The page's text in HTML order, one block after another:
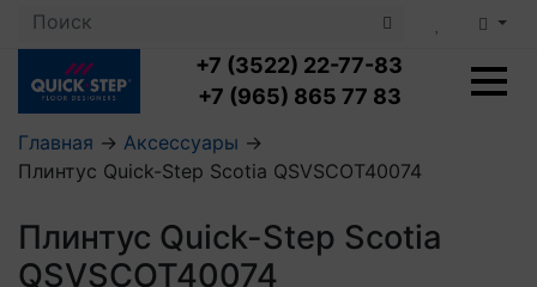
+7 (3522) 22-77-83
+7 (965) 865 77 83
Ламинат 33 класс
Влагостойкий ламинат
LOC FLOOR PLUS
LOC FLOOR FANCY
Кварцвиниловая плитка с укладкой
Главная → Аксессуары →
Плинтус Quick-Step Scotia QSVSCOT40074
Плинтус Quick-Step Scotia
QSVSCOT40074